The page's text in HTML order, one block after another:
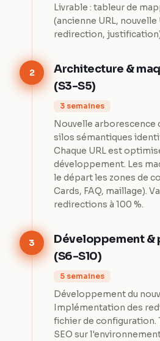
Livrable : tableur de
(ancienne URL, nouvelle
redirection,
2
Architecture &
(S3-S5)
3 semaines
Nouvelle arborescence
silos sémantiques
Chaque URL est
développement. Les
le départ les zones de
Cards, FAQ, maillage).
redirections à 100 %.
3
Développement
(S6-S10)
5 semaines
Développement du
Implémentation des
fichier de configuration.
SEO sur